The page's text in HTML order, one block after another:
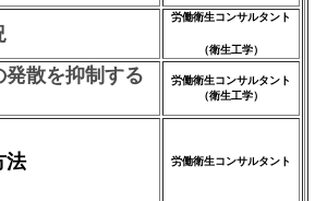
労働衛生コンサルタント
（衛生工学）
散を抑制する
労働衛生コンサルタント
（衛生工学）
法 労働衛生コンサルタント